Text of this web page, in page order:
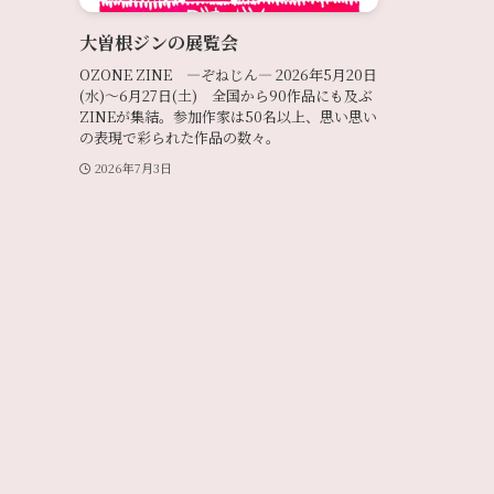
大曽根ジンの展覧会
OZONE ZINE —ぞねじん— 2026年5月20日
(水)〜6月27日(土) 全国から90作品にも及ぶ
ZINEが集結。参加作家は50名以上、思い思い
の表現で彩られた作品の数々。
2026年7月3日